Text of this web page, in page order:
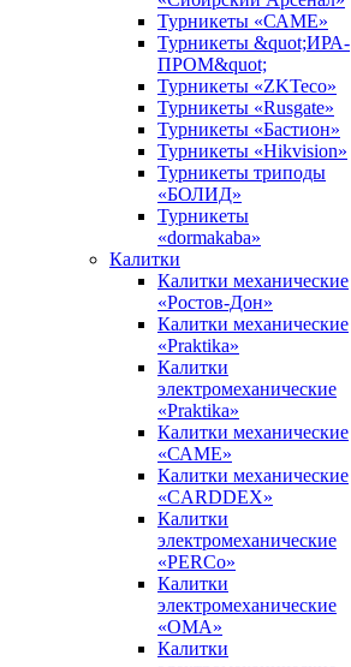
Турникеты «САМЕ»
Турникеты &quot;ИРА-
ПРОМ&quot;
Турникеты «ZKTeco»
Турникеты «Rusgate»
Турникеты «Бастион»
Турникеты «Hikvision»
Турникеты триподы
«БОЛИД»
Турникеты
«dormakaba»
Калитки
Калитки механические
«Ростов-Дон»
Калитки механические
«Praktika»
Калитки
электромеханические
«Praktika»
Калитки механические
«САМЕ»
Калитки механические
«CARDDEX»
Калитки
электромеханические
«PERCo»
Калитки
электромеханические
«ОМА»
Калитки